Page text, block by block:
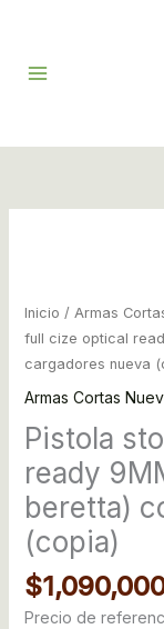
contenido
Inicio / Armas
full cize optical
cargadores nueva
Armas Cortas
Pistola
ready
beretta)
(copia)
$
Precio de
cize
optical
ready
(2da
marca
beretta)
con
2
cargadores
nueva
(copia)
ready
marca